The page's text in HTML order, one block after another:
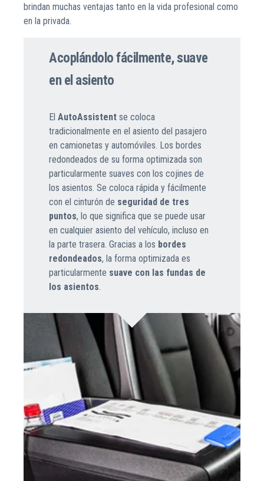
brindan muchas ventajas tanto en la vida profesional como
en la privada.
Acoplándolo fácilmente, suave
en el asiento
El AutoAssistent se coloca
tradicionalmente en el asiento del pasajero
en camionetas y automóviles. Los bordes
redondeados de su forma optimizada son
particularmente suaves con los cojines de
los asientos. Se coloca rápida y fácilmente
con el cinturón de seguridad de tres
puntos, lo que significa que se puede usar
en cualquier asiento del vehículo, incluso en
la parte trasera. Gracias a los bordes
redondeados, la forma optimizada es
particularmente suave con las fundas de
los asientos.